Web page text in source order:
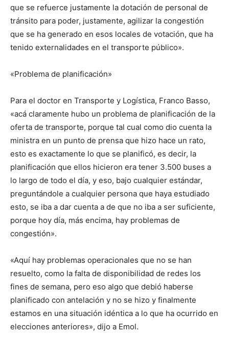
que se refuerce justamente la dotación de personal de
tránsito para poder, justamente, agilizar la congestión
que se ha generado en esos locales de votación, que ha
tenido externalidades en el transporte público».
«Problema de planificación»
Para el doctor en Transporte y Logística, Franco Basso,
«acá claramente hubo un problema de planificación de la
oferta de transporte, porque tal cual como dio cuenta la
ministra en un punto de prensa que hizo hace un rato,
esto es exactamente lo que se planificó, es decir, la
planificación que ellos hicieron era tener 3.500 buses a
lo largo de todo el día, y eso, bajo cualquier estándar,
preguntándole a cualquier persona que haya estudiado
esto, se iba a dar cuenta a de que no iba a ser suficiente,
porque hoy día, más encima, hay problemas de
congestión».
«Aquí hay problemas operacionales que no se han
resuelto, como la falta de disponibilidad de redes los
fines de semana, pero eso algo que debió haberse
planificado con antelación y no se hizo y finalmente
estamos en una situación idéntica a lo que ha ocurrido en
elecciones anteriores», dijo a Emol.